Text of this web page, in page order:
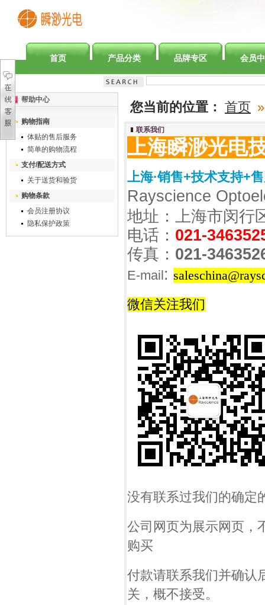
首页 产品分类 品牌专区 会员
帮助中心
购物指南
体贴的售后服务
简单的购物流程
支付/配送方式
关于送货和验货
购物条款
会员注册协议
隐私保护政策
您当前的位置： 首页 »
联系我们
上海瞬渺光电
上海·销售+技术支持+
Rayscience
地址：
上海市闵行
电话： 021-
传真： 021-
E-mail:
微信关注我们
没有联系过我们的确定
公司网页为展示网页，
购买
付款请联系我们并确认
关，概不接受。